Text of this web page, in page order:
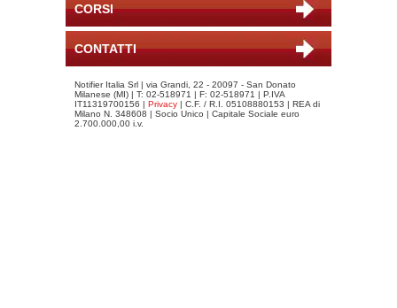
CORSI
CONTATTI
Notifier Italia Srl | via Grandi, 22 - 20097 - San Donato
Milanese (MI) | T: 02-518971 | F: 02-518971 | P.IVA
IT11319700156 | Privacy | C.F. / R.I. 05108880153 | REA di
Milano N. 348608 | Socio Unico | Capitale Sociale euro
2.700.000,00 i.v.